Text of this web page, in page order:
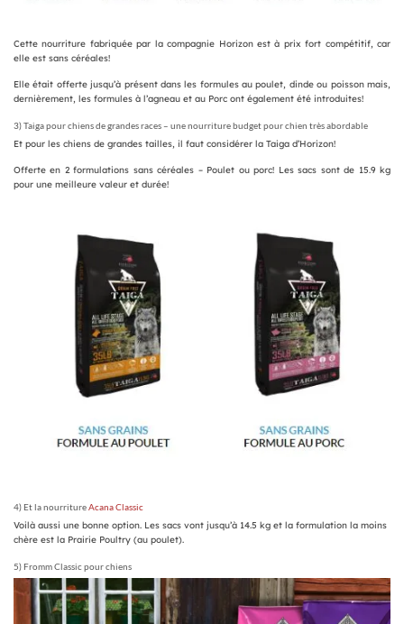
Cette nourriture fabriquée par la compagnie Horizon est à prix fort compétitif, car
elle est sans céréales!
Elle était offerte jusqu’à présent dans les formules au poulet, dinde ou poisson mais,
dernièrement, les formules à l’agneau et au Porc ont également été introduites!
3) Taiga pour chiens de grandes races – une nourriture budget pour chien très abordable
Et pour les chiens de grandes tailles, il faut considérer la Taiga d’Horizon!
Offerte en 2 formulations sans céréales – Poulet ou porc! Les sacs sont de 15.9 kg
pour une meilleure valeur et durée!
4) Et la nourritureAcana Classic
Voilà aussi une bonne option. Les sacs vont jusqu’à 14.5 kg et la formulation la moins
chère est la Prairie Poultry (au poulet).
5) Fromm Classic pour chiens